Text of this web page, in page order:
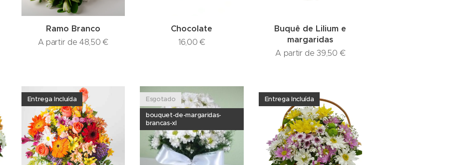
Ramo Branco
A partir de 48,50 €
Chocolate
16,00 €
Buquê de Lilium e
margaridas
A partir de39,50 €
Entrega Incluída
Esgotado
bouquet-de-margaridas-
brancas-xl
Entrega Incluída